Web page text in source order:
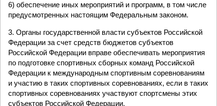
6) обеспечение иных мероприятий и программ, в том числе
предусмотренных настоящим Федеральным законом.
3. Органы государственной власти субъектов Российской
Федерации за счет средств бюджетов субъектов
Российской Федерации вправе обеспечивать мероприятия
по подготовке спортивных сборных команд Российской
Федерации к международным спортивным соревнованиям
и участию в таких спортивных соревнованиях, если в таких
спортивных соревнованиях участвуют спортсмены этих
субъектов Российской Федерации.